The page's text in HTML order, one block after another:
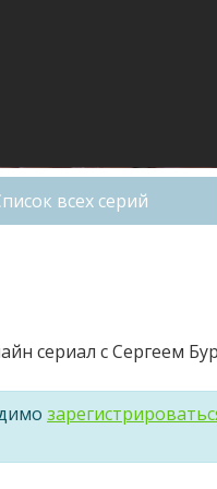
всех серий
сериал с Сергеем